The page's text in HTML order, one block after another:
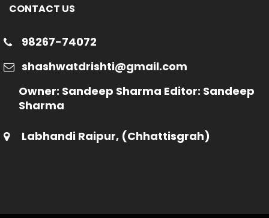
CONTACT US
98267-74072
shashwatdrishti@gmail.com
Owner: Sandeep Sharma Editor: Sandeep
Sharma
Labhandi Raipur, (Chhattisgrah)